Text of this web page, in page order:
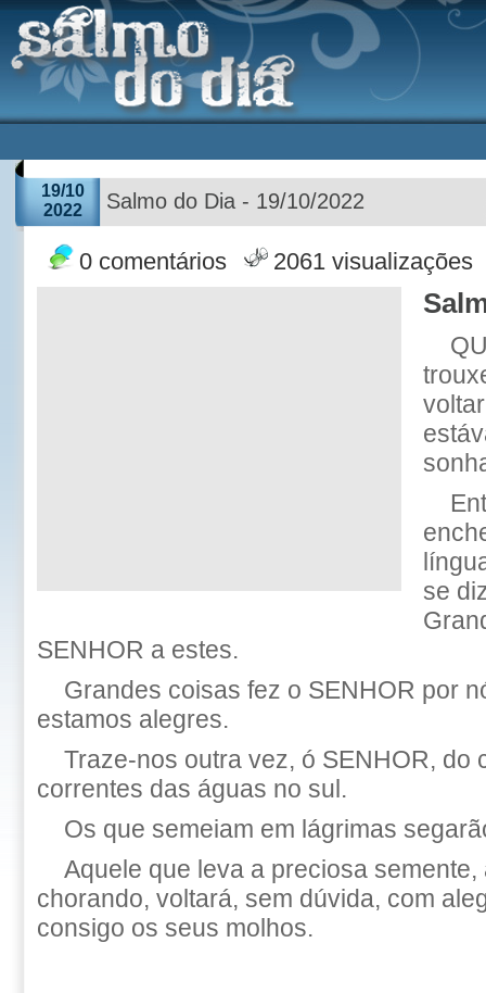
19/10
2022
Salmo do Dia - 19/10/2022
0 comentários 2061 visualizações
se
SENHOR a estes.
Grandes coisas fez o SENHOR por
estamos alegres.
Traze-nos outra vez, ó SENHOR, do
correntes das águas no sul.
Os que semeiam em lágrimas
Aquele que leva a preciosa semente,
chorando, voltará, sem dúvida, com
consigo os seus molhos.